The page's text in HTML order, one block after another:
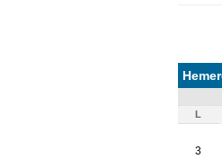
L
3